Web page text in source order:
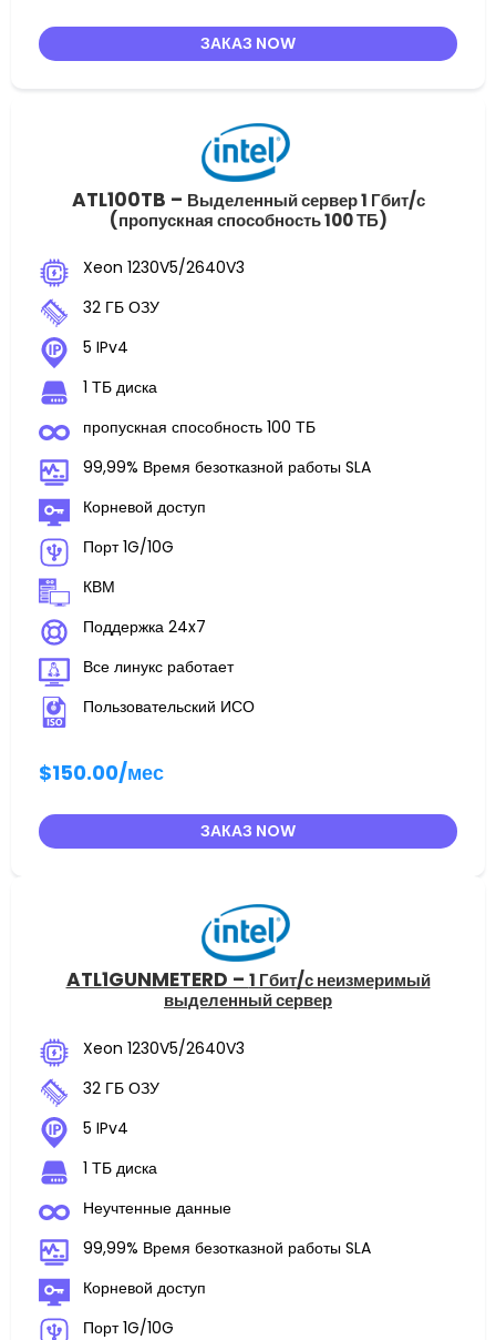
ЗАКАЗ NOW
ATL100TB – Выделенный сервер 1 Гбит/с
(пропускная способность 100 ТБ)
Xeon 1230V5/2640V3
32 ГБ ОЗУ
5 IPv4
1 ТБ диска
пропускная способность 100 ТБ
99,99% Время безотказной работы SLA
Корневой доступ
Порт 1G/10G
КВМ
Поддержка 24x7
Все линукс работает
Пользовательский ИСО
$150.00/мес
ЗАКАЗ NOW
ATL1GUNMETERD – 1 Гбит/с неизмеримый
выделенный сервер
Xeon 1230V5/2640V3
32 ГБ ОЗУ
5 IPv4
1 ТБ диска
Неучтенные данные
99,99% Время безотказной работы SLA
Корневой доступ
Порт 1G/10G